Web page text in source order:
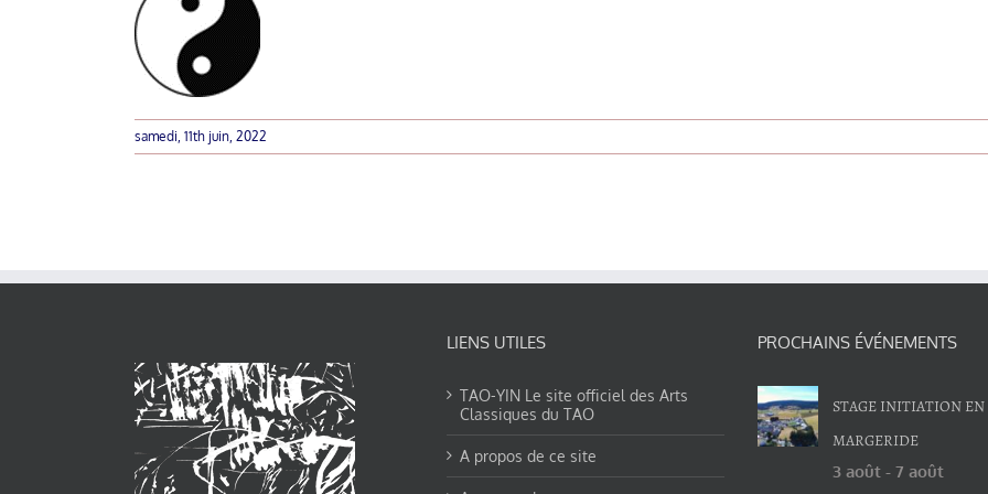
samedi, 11th juin, 2022
LIENS UTILES
TAO-YIN Le site officiel des Arts
Classiques du TAO
A propos de ce site
PROCHAINS ÉVÉNEMENTS
STAGE INITIATION EN
MARGERIDE
3 août -7 août